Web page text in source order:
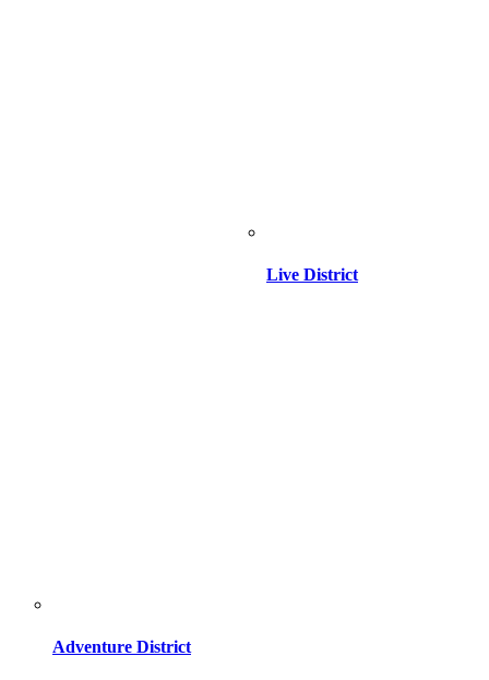
Adventure District
Live District